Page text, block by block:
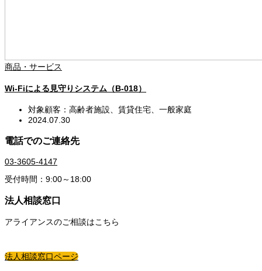
商品・サービス
Wi-Fiによる見守りシステム（B-018）
対象顧客：高齢者施設、賃貸住宅、一般家庭
2024.07.30
電話でのご連絡先
03-3605-4147
受付時間：9:00～18:00
法人相談窓口
アライアンスのご相談はこちら
法人相談窓口ページ